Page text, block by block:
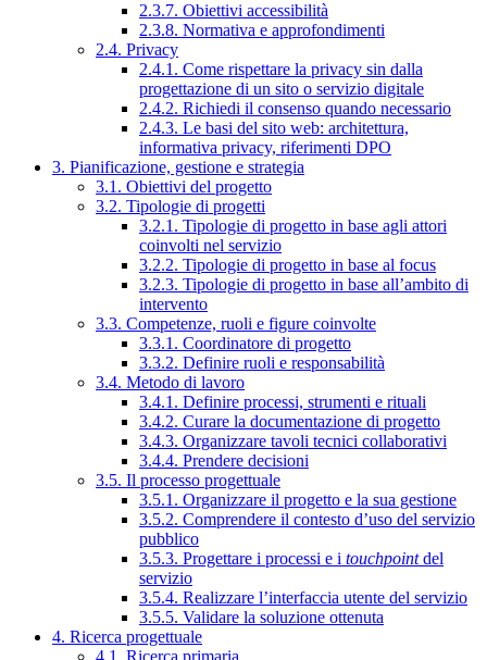
2.3.7. Obiettivi accessibilità
2.3.8. Normativa e approfondimenti
2.4. Privacy
2.4.1. Come rispettare la privacy sin dalla
progettazione di un sito o servizio digitale
2.4.2. Richiedi il consenso quando necessario
2.4.3. Le basi del sito web: architettura,
informativa privacy, riferimenti DPO
3. Pianificazione, gestione e strategia
3.1. Obiettivi del progetto
3.2. Tipologie di progetti
3.2.1. Tipologie di progetto in base agli attori
coinvolti nel servizio
3.2.2. Tipologie di progetto in base al focus
3.2.3. Tipologie di progetto in base all’ambito di
intervento
3.3. Competenze, ruoli e figure coinvolte
3.3.1. Coordinatore di progetto
3.3.2. Definire ruoli e responsabilità
3.4. Metodo di lavoro
3.4.1. Definire processi, strumenti e rituali
3.4.2. Curare la documentazione di progetto
3.4.3. Organizzare tavoli tecnici collaborativi
3.4.4. Prendere decisioni
3.5. Il processo progettuale
3.5.1. Organizzare il progetto e la sua gestione
3.5.2. Comprendere il contesto d’uso del servizio
pubblico
3.5.3. Progettare i processi e i touchpointdel
servizio
3.5.4. Realizzare l’interfaccia utente del servizio
3.5.5. Validare la soluzione ottenuta
4. Ricerca progettuale
4.1. Ricerca primaria